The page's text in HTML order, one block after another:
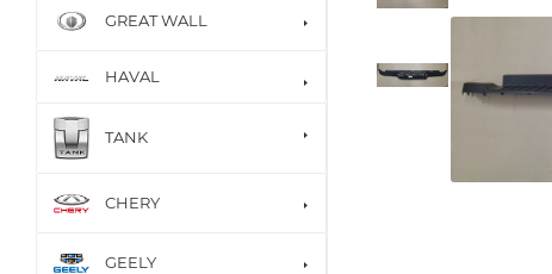
GREAT WALL
HAVAL
TANK
CHERY
GEELY